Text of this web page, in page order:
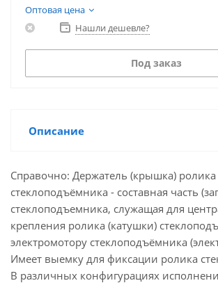
Оптовая цена
Нашли дешевле?
Под заказ
Описание
Справочно: Держатель (крышка) ролика
стеклоподъёмника - составная часть
стеклоподъемника, служащая для
крепления ролика (катушки)
электромотору стеклоподъёмника
Имеет выемку для фиксации ролика
В различных конфигурациях